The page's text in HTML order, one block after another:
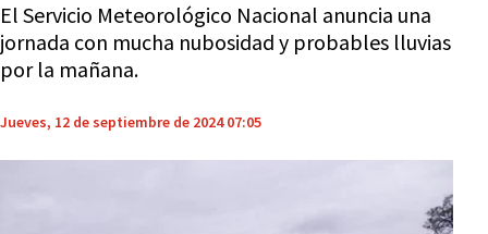
El Servicio Meteorológico Nacional anuncia una
jornada con mucha nubosidad y probables lluvias
por la mañana.
Jueves, 12 de septiembre de 2024 07:05